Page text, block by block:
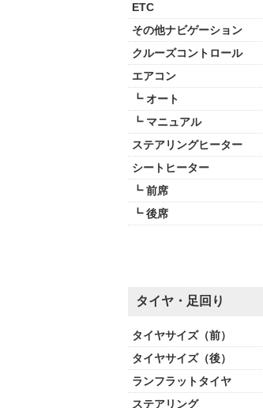
ETC
その他ナビゲーション
クルーズコントロール
エアコン
┗ オート
┗ マニュアル
ステアリングヒーター
シートヒーター
┗ 前席
┗ 後席
タイヤ・足回り
タイヤサイズ（前）
タイヤサイズ（後）
ランフラットタイヤ
ステアリング